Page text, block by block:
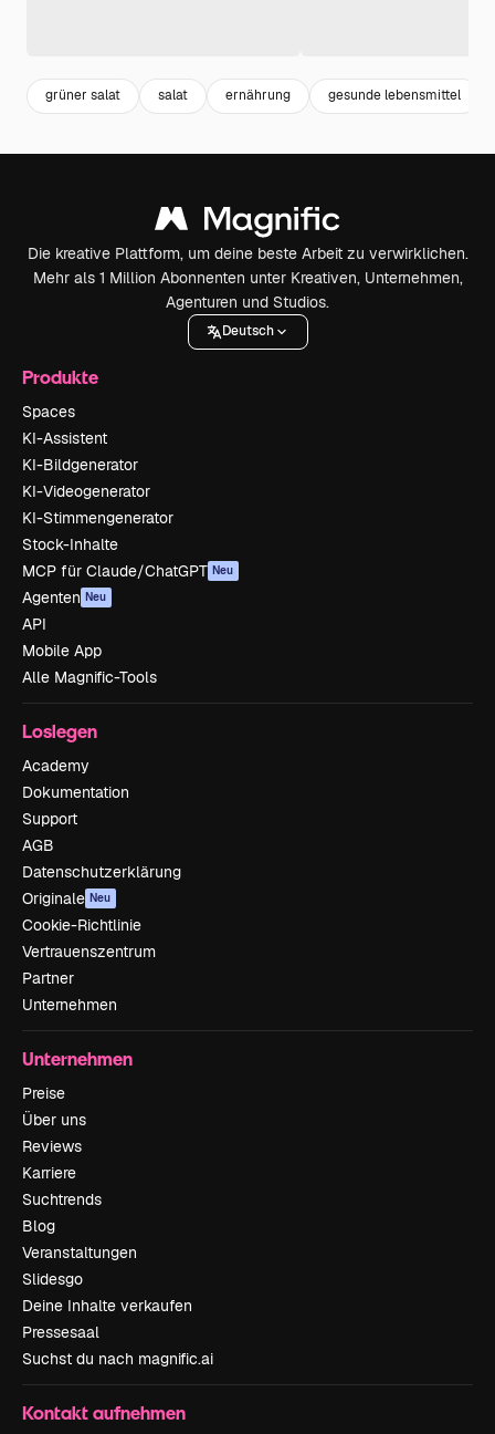
grüner salat salat ernährung gesunde lebensmittel
Die kreative Plattform, um deine beste Arbeit zu verwirklichen.
Mehr als 1 Million Abonnenten unter Kreativen, Unternehmen,
Agenturen und Studios.
Deutsch
Produkte
Spaces
KI-Assistent
KI-Bildgenerator
KI-Videogenerator
KI-Stimmengenerator
Stock-Inhalte
MCP für Claude/ChatGPT Neu
Agenten Neu
API
Mobile App
Alle Magnific-Tools
Loslegen
Academy
Dokumentation
Support
AGB
Datenschutzerklärung
Originale Neu
Cookie-Richtlinie
Vertrauenszentrum
Partner
Unternehmen
Unternehmen
Preise
Über uns
Reviews
Karriere
Suchtrends
Blog
Veranstaltungen
Slidesgo
Deine Inhalte verkaufen
Pressesaal
Suchst du nach magnific.ai
Kontakt aufnehmen